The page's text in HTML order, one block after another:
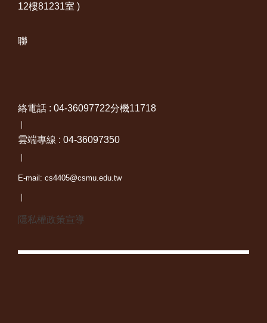
12樓81231室 )
聯
絡電話 : 04-36097722分機11718
｜
雲端專線 : 04-36097350
｜
E-mail: cs4405@csmu.edu.tw
｜
隱私權政策宣導